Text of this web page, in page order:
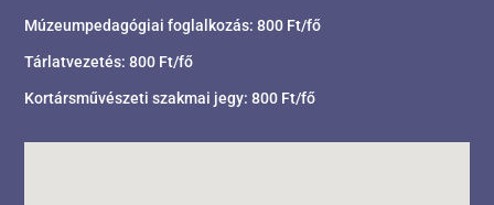
Múzeumpedagógiai foglalkozás: 800 Ft/fő
Tárlatvezetés: 800 Ft/fő
Kortársművészeti szakmai jegy: 800 Ft/fő